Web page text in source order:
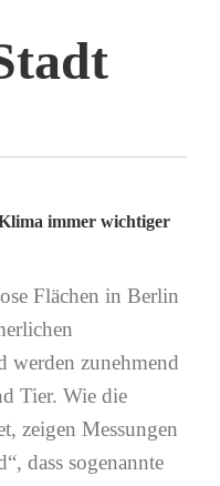
immer wichtiger
Flächen in Berlin
werden zunehmend
Tier. Wie die
zeigen Messungen
dass sogenannte